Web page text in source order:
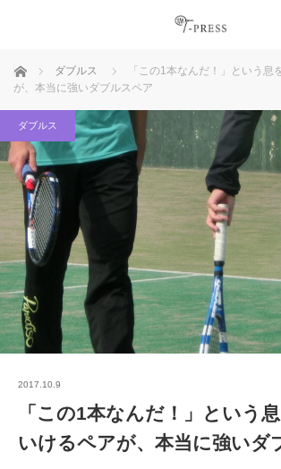
ホーム ダブルス
「この1本なんだ！」という息
が、本当に強いダブルスペア
ダブルス
2017.10.9
「この1本なんだ！」という
いけるペアが、本当に強いダ